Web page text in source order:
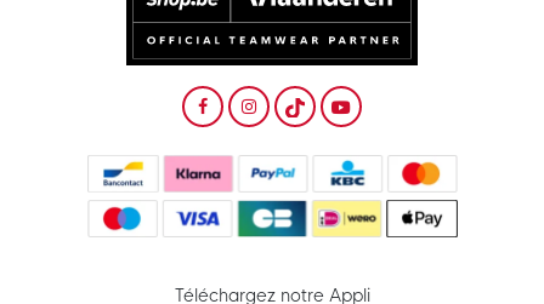
Téléchargez notre Appli